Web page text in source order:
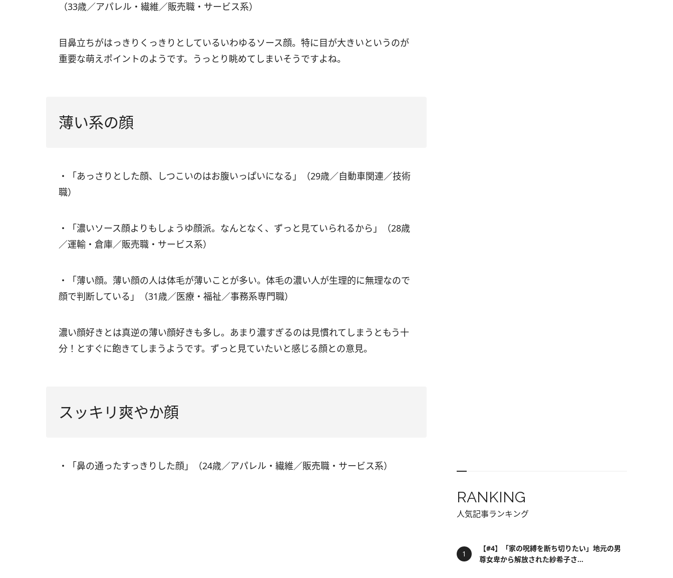
（33歳／アパレル・繊維／販売職・サービス系）
目鼻立ちがはっきりくっきりとしているいわゆるソース顔。特に目が大きいというのが
重要な萌えポイントのようです。うっとり眺めてしまいそうですよね。
薄い系の顔
・「あっさりとした顔、しつこいのはお腹いっぱいになる」（29歳／自動車関連／技術
職）
・「濃いソース顔よりもしょうゆ顔派。なんとなく、ずっと見ていられるから」（28歳
／運輸・倉庫／販売職・サービス系）
・「薄い顔。薄い顔の人は体毛が薄いことが多い。体毛の濃い人が生理的に無理なので
顔で判断している」（31歳／医療・福祉／事務系専門職）
濃い顔好きとは真逆の薄い顔好きも多し。あまり濃すぎるのは見慣れてしまうともう十
分！とすぐに飽きてしまうようです。ずっと見ていたいと感じる顔との意見。
スッキリ爽やか顔
・「鼻の通ったすっきりした顔」（24歳／アパレル・繊維／販売職・サービス系）
RANKING
人気記事ランキング
【#4】「家の呪縛を断ち切りたい」地元の男
尊女卑から解放された紗希子さ...